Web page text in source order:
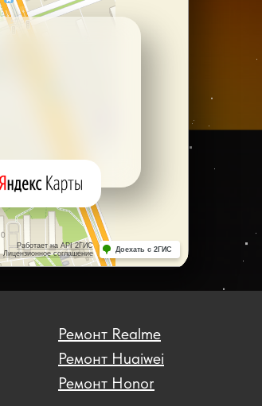
Ремонт Realme
Ремонт Huaiwei
Ремонт Honor